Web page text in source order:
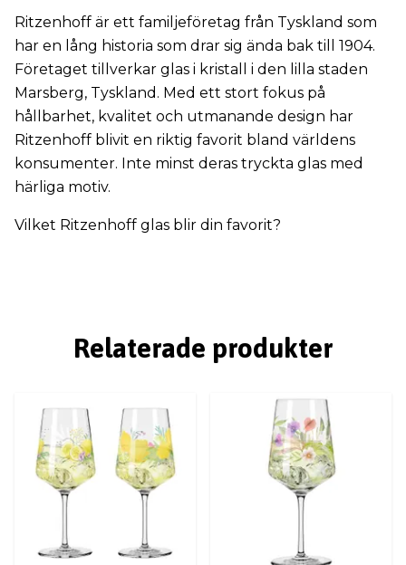
Ritzenhoff är ett familjeföretag från Tyskland som
har en lång historia som drar sig ända bak till 1904.
Företaget tillverkar glas i kristall i den lilla staden
Marsberg, Tyskland. Med ett stort fokus på
hållbarhet, kvalitet och utmanande design har
Ritzenhoff blivit en riktig favorit bland världens
konsumenter. Inte minst deras tryckta glas med
härliga motiv.
Vilket Ritzenhoff glas blir din favorit?
Relaterade produkter